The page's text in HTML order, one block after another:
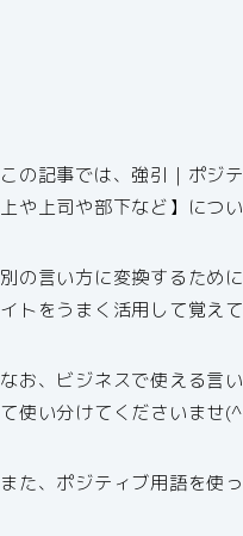
この記事では、強引｜ポジ
上や上司や部下など】につ
別の言い方に変換するため
イトをうまく活用して覚え
なお、ビジネスで使える言
て使い分けてくださいませ
また、ポジティブ用語を使